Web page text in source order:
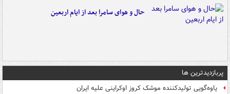
حال و هوای سامرا بعد از ایام اربعین
پربازدیدترین ها
یاوه‌گویی تولیدکننده موشک کروز اوکراینی علیه ایران